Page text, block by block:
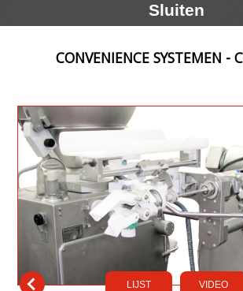
Sluiten
CONVENIENCE SYSTEMEN -
LIJST VIDEO